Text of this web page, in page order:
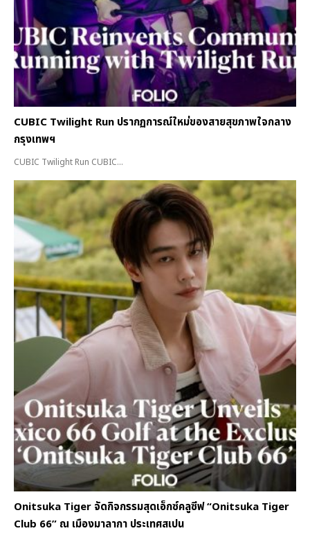
CUBIC Twilight Run ปรากฏการณ์ใหม่ของสายสุขภาพใจกลาง
กรุงเทพฯ
CUBIC Twilight Run CUBIC...
Onitsuka Tiger จัดกิจกรรมสุดเอ็กซ์คลูซีฟ “Onitsuka Tiger
Club 66” ณ เมืองมาลากา ประเทศสเปน